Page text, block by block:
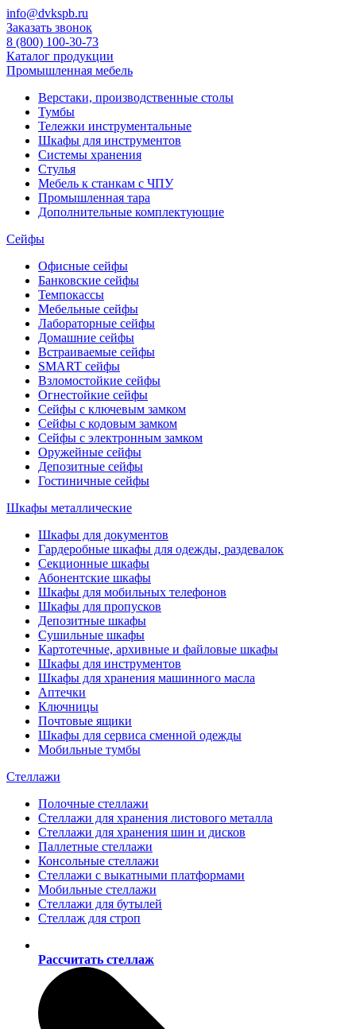
info@dvkspb.ru
Заказать звонок
8 (800) 100-30-73
Каталог продукции
Промышленная мебель
Верстаки, производственные столы
Тумбы
Тележки инструментальные
Шкафы для инструментов
Системы хранения
Стулья
Мебель к станкам с ЧПУ
Промышленная тара
Дополнительные комплектующие
Сейфы
Офисные сейфы
Банковские сейфы
Темпокассы
Мебельные сейфы
Лабораторные сейфы
Домашние сейфы
Встраиваемые сейфы
SMART сейфы
Взломостойкие сейфы
Огнестойкие сейфы
Сейфы с ключевым замком
Сейфы с кодовым замком
Сейфы с электронным замком
Оружейные сейфы
Депозитные сейфы
Гостиничные сейфы
Шкафы металлические
Шкафы для документов
Гардеробные шкафы для одежды, раздевалок
Секционные шкафы
Абонентские шкафы
Шкафы для мобильных телефонов
Шкафы для пропусков
Депозитные шкафы
Сушильные шкафы
Картотечные, архивные и файловые шкафы
Шкафы для инструментов
Шкафы для хранения машинного масла
Аптечки
Ключницы
Почтовые ящики
Шкафы для сервиса сменной одежды
Мобильные тумбы
Стеллажи
Полочные стеллажи
Стеллажи для хранения листового металла
Стеллажи для хранения шин и дисков
Паллетные стеллажи
Консольные стеллажи
Стеллажи с выкатными платформами
Мобильные стеллажи
Стеллажи для бутылей
Стеллаж для строп
Рассчитать стеллаж